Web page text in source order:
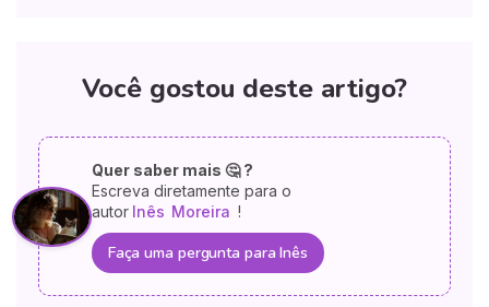
Você gostou deste artigo?
Quer saber mais 🤔 ?
Escreva diretamente para o
autor Inês Moreira !
Faça uma pergunta para Inês